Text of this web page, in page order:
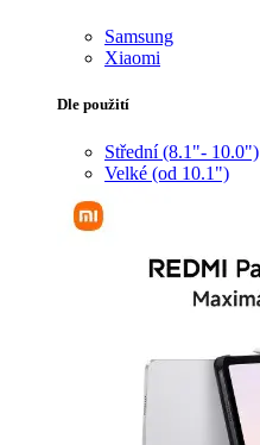
Samsung
Xiaomi
Dle použití
Střední (8.1"- 10.0")
Velké (od 10.1")